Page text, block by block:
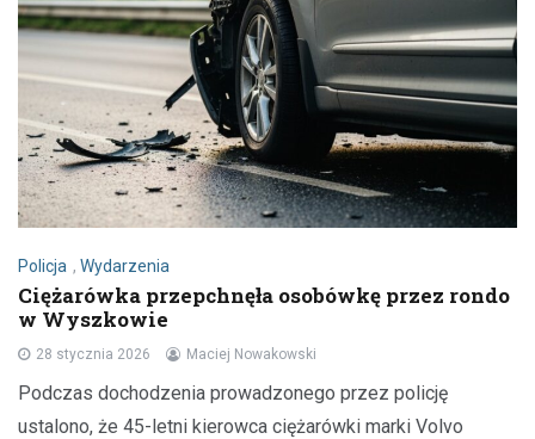
Policja , Wydarzenia
Ciężarówka przepchnęła osobówkę przez rondo
w Wyszkowie
28 stycznia 2026 Maciej Nowakowski
Podczas dochodzenia prowadzonego przez policję
ustalono, że 45-letni kierowca ciężarówki marki Volvo